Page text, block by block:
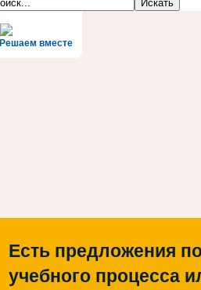
Решаем вместе
Есть предложения
учебного процесса